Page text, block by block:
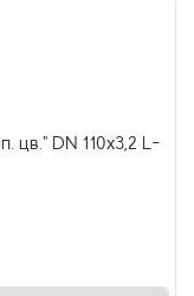
цв." DN 110х3,2 L-